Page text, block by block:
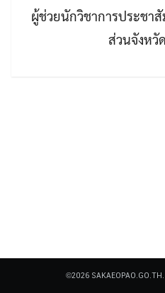
ผู้ช่วยนักวิชาการประชา
ส่วนจังหวั
©2026 SAKAEOPAO.GO.TH.